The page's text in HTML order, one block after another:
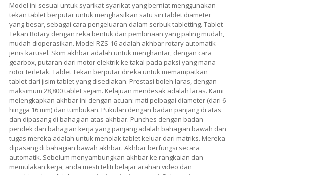
Model ini sesuai untuk syarikat-syarikat yang berniat menggunakan
tekan tablet berputar untuk menghasilkan satu siri tablet diameter
yang besar, sebagai cara pengeluaran dalam serbuk tabletting. Tablet
Tekan Rotary dengan reka bentuk dan pembinaan yang paling mudah,
mudah dioperasikan. Model RZS-16 adalah akhbar rotary automatik
jenis karusel. Skim akhbar adalah untuk menghantar, dengan cara
gearbox, putaran dari motor elektrik ke takal pada paksi yang mana
rotor terletak. Tablet Tekan berputar direka untuk memampatkan
tablet dari jisim tablet yang disediakan. Prestasi boleh laras, dengan
maksimum 28,800 tablet sejam. Kelajuan mendesak adalah laras. Kami
melengkapkan akhbar ini dengan acuan: mati pelbagai diameter (dari 6
hingga 16 mm) dan tumbukan. Pukulan dengan badan panjang di atas
dan dipasang di bahagian atas akhbar. Punches dengan badan
pendek dan bahagian kerja yang panjang adalah bahagian bawah dan
tugas mereka adalah untuk menolak tablet keluar dari matriks. Mereka
dipasang di bahagian bawah akhbar. Akhbar berfungsi secara
automatik. Sebelum menyambungkan akhbar ke rangkaian dan
memulakan kerja, anda mesti teliti belajar arahan video dan